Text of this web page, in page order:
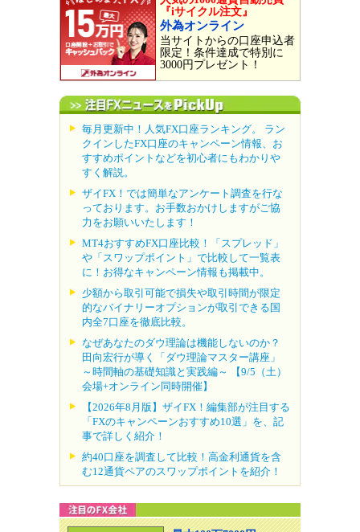
『iサイクル注文』
外為オンライン
当サイトからの口座申込者
限定！条件達成で特別に
3000円プレゼント！
毎月更新中！人気FX口座ランキング。 ラン
クインしたFX口座のキャンペーン情報、お
すすめポイントなどを初心者にもわかりや
すく解説。
ザイFX！では簡単なアンケート調査を行な
っております。お手数おかけしますがご協
力をお願いいたします！
MT4おすすめFX口座比較！「スプレッド」
や「スワップポイント」で比較して一覧表
に！お得なキャンペーン情報も掲載中。
少額から取引可能で損失や取引時間が限定
的なバイナリーオプションが取引できる国
内全7口座を徹底比較。
なぜあなたのダウ理論は機能しないのか？
田向宏行が導く「ダウ理論マスター講座」
～時間軸の基礎知識と実践編～ 【9/5（土）
会場+オンライン同時開催】
【2026年8月版】ザイFX！編集部が注目する
「FXのキャンペーンおすすめ10選」を、記
事で詳しく紹介！
約40口座を調査して比較！高金利通貨を含
む12通貨ペアのスワップポイントを紹介！